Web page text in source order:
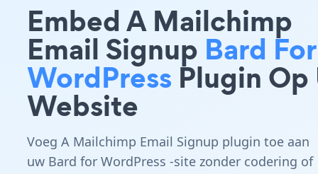
Embed A Mailchimp
Email Signup Bard For
WordPress Plugin Op
Website
Voeg A Mailchimp Email Signup plugin toe aan
uw Bard for WordPress -site zonder codering of